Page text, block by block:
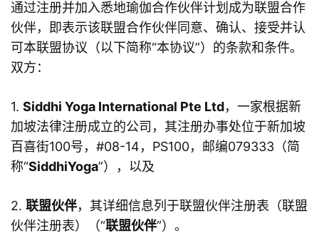
通过注册并加入悉地瑜伽合作伙伴计划成为联盟合作
伙伴，即表示该联盟合作伙伴同意、确认、接受并认
可本联盟协议（以下简称“本协议”）的条款和条件。
双方：
1. Siddhi Yoga International Pte Ltd，一家根据新
加坡法律注册成立的公司，其注册办事处位于新加坡
百喜街100号，#08-14，PS100，邮编079333（简
称“SiddhiYoga”），以及
2. 联盟伙伴，其详细信息列于联盟伙伴注册表（联盟
伙伴注册表）（“联盟伙伴”）。